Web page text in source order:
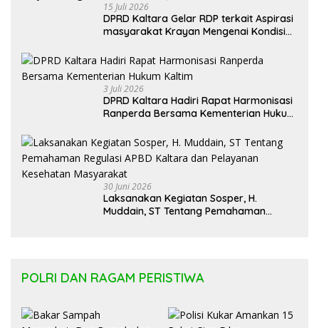
15 Juli 2026
DPRD Kaltara Gelar RDP terkait Aspirasi
masyarakat Krayan Mengenai Kondisi
3 Juli 2026
DPRD Kaltara Hadiri Rapat Harmonisasi
Ranperda Bersama Kementerian Hukum
30 Juni 2026
Laksanakan Kegiatan Sosper, H.
Muddain, ST Tentang Pemahaman
POLRI DAN RAGAM PERISTIWA